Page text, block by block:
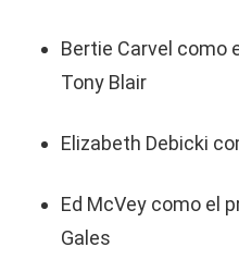
Bertie Carvel como
Tony Blair
Elizabeth Debicki
Ed McVey como el
Gales